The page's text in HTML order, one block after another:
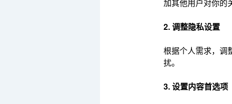
加其他用户对你的
2. 调整隐私设置
根据个人需求，调
扰。
3. 设置内容首选项